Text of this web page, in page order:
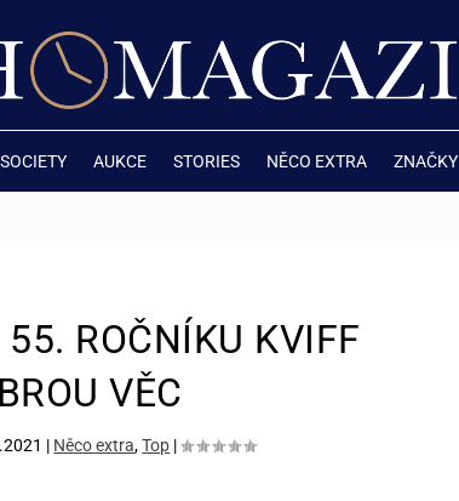
SOCIETY AUKCE STORIES NĚCO EXTRA ZNAČKY
ROČNÍKU KVIFF
VĚC
| Něco extra,Top |